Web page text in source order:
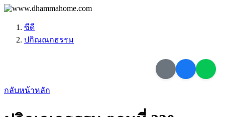
ซีดี
ปกิณณกธรรม
กลับหน้าหลัก